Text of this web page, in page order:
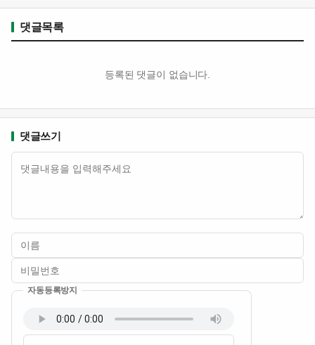
댓글목록
등록된 댓글이 없습니다.
댓글쓰기
이름필수
비밀번호필수
자동등록방지